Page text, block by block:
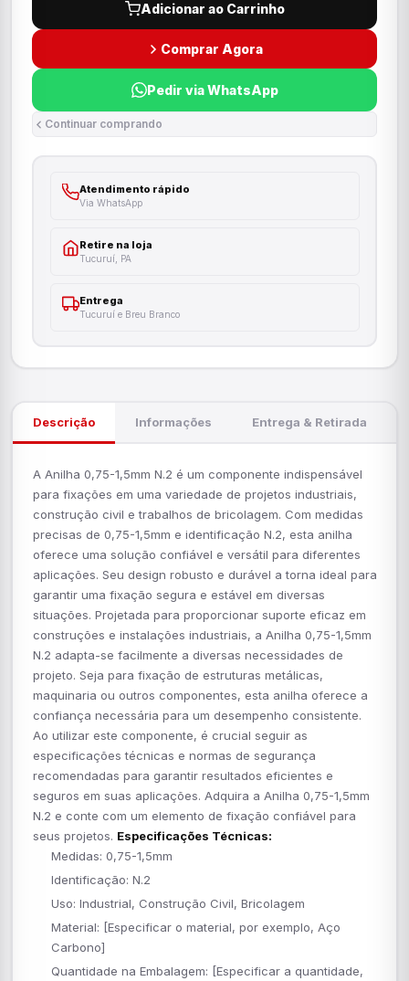
Adicionar ao Carrinho
Comprar Agora
Pedir via WhatsApp
Continuar comprando
Atendimento rápido
Via WhatsApp
Retire na loja
Tucuruí, PA
Entrega
Tucuruí e Breu Branco
Descrição Informações Entrega & Retirada
A Anilha 0,75-1,5mm N.2 é um componente indispensável
para fixações em uma variedade de projetos industriais,
construção civil e trabalhos de bricolagem. Com medidas
precisas de 0,75-1,5mm e identificação N.2, esta anilha
oferece uma solução confiável e versátil para diferentes
aplicações. Seu design robusto e durável a torna ideal para
garantir uma fixação segura e estável em diversas
situações. Projetada para proporcionar suporte eficaz em
construções e instalações industriais, a Anilha 0,75-1,5mm
N.2 adapta-se facilmente a diversas necessidades de
projeto. Seja para fixação de estruturas metálicas,
maquinaria ou outros componentes, esta anilha oferece a
confiança necessária para um desempenho consistente.
Ao utilizar este componente, é crucial seguir as
especificações técnicas e normas de segurança
recomendadas para garantir resultados eficientes e
seguros em suas aplicações. Adquira a Anilha 0,75-1,5mm
N.2 e conte com um elemento de fixação confiável para
seus projetos. Especificações Técnicas:
Medidas: 0,75-1,5mm
Identificação: N.2
Uso: Industrial, Construção Civil, Bricolagem
Material: [Especificar o material, por exemplo, Aço
Carbono]
Quantidade na Embalagem: [Especificar a quantidade,